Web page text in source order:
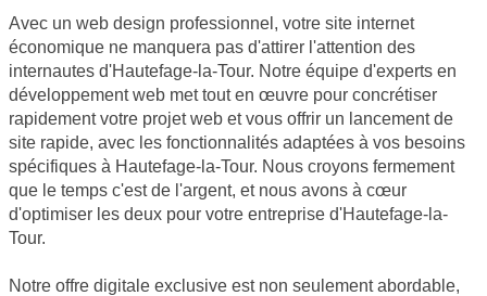
Avec un web design professionnel, votre site internet
économique ne manquera pas d'attirer l'attention des
internautes d'Hautefage-la-Tour. Notre équipe d'experts en
développement web met tout en œuvre pour concrétiser
rapidement votre projet web et vous offrir un lancement de
site rapide, avec les fonctionnalités adaptées à vos besoins
spécifiques à Hautefage-la-Tour. Nous croyons fermement
que le temps c'est de l'argent, et nous avons à cœur
d'optimiser les deux pour votre entreprise d'Hautefage-la-
Tour.
Notre offre digitale exclusive est non seulement abordable,